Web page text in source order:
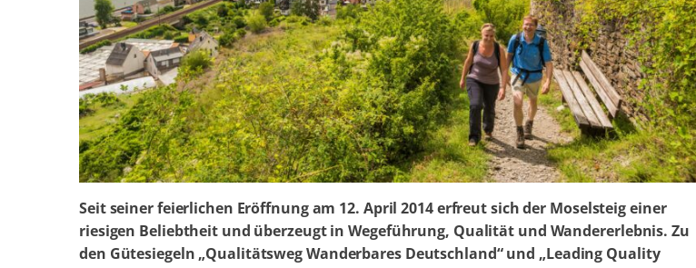
Seit seiner feierlichen Eröffnung am 12. April 2014 erfreut sich der Moselsteig einer
riesigen Beliebtheit und überzeugt in Wegeführung, Qualität und Wandererlebnis. Zu
den Gütesiegeln „Qualitätsweg Wanderbares Deutschland“ und „Leading Quality